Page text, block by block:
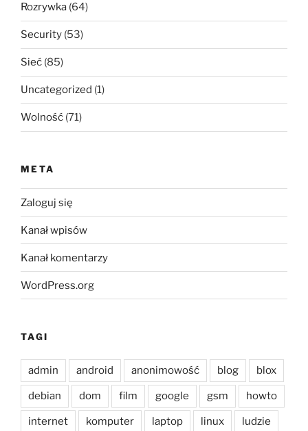
Rozrywka (64)
Security (53)
Sieć (85)
Uncategorized (1)
Wolność (71)
META
Zaloguj się
Kanał wpisów
Kanał komentarzy
WordPress.org
TAGI
admin android anonimowość blog blox
debian dom film google gsm howto
internet komputer laptop linux ludzie